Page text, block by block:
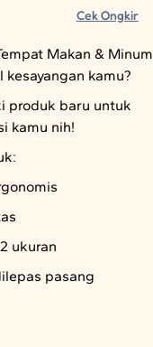
Cek Ongkir
Makan & Minum
kamu?
produk baru untuk
kamu nih!
ukuran
pasang